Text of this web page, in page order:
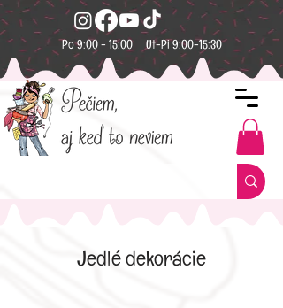
Po 9:00 - 15:00 Ut-Pi 9:00-15:30
Jedlé dekorácie